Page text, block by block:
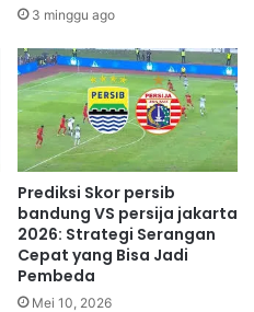
3 minggu ago
Prediksi Skor persib
bandung VS persija jakarta
2026: Strategi Serangan
Cepat yang Bisa Jadi
Pembeda
Mei 10, 2026